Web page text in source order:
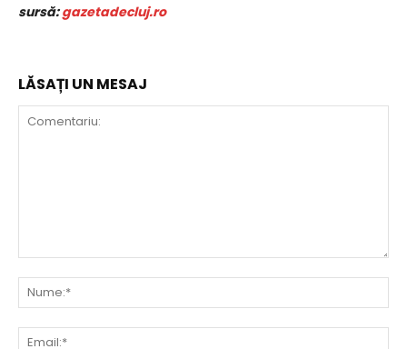
sursă:gazetadecluj.ro
LĂSAȚI UN MESAJ